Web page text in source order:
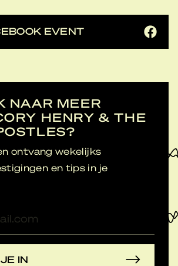
EVENT
NAAR MEER
HENRY & THE
ontvang wekelijks
en tips in je
IN